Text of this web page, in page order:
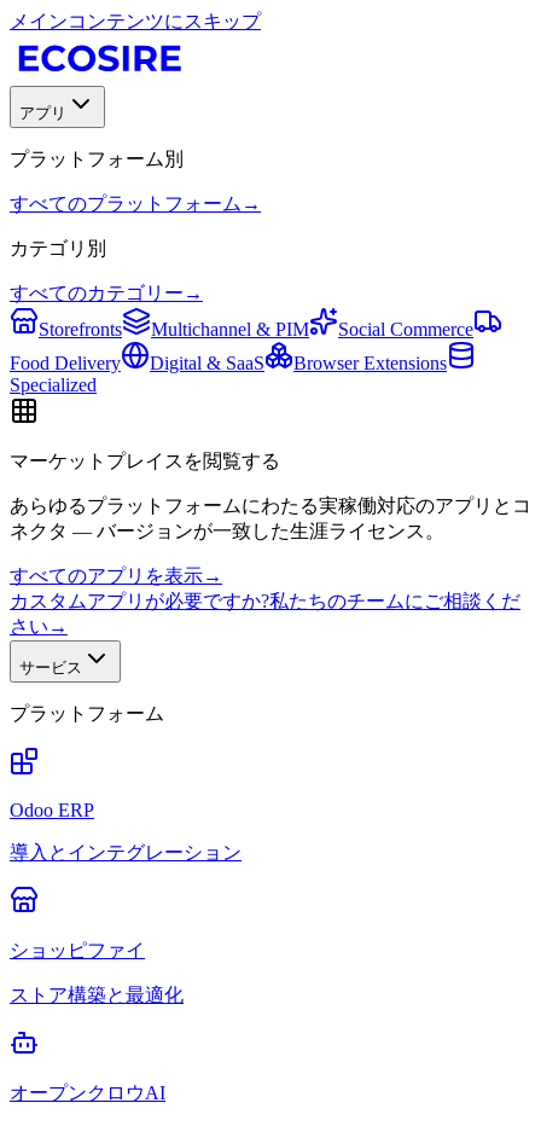
メインコンテンツにスキップ
アプリ
プラットフォーム別
すべてのプラットフォーム →
カテゴリ別
すべてのカテゴリー →
Storefronts
Multichannel & PIM
Social Commerce
Food Delivery
Digital & SaaS
Browser Extensions
Specialized
マーケットプレイスを閲覧する
あらゆるプラットフォームにわたる実稼働対応のアプリとコ
ネクタ — バージョンが一致した生涯ライセンス。
すべてのアプリを表示→
カスタムアプリが必要ですか?私たちのチームにご相談くだ
さい →
サービス
プラットフォーム
Odoo ERP
導入とインテグレーション
ショッピファイ
ストア構築と最適化
オープンクロウAI